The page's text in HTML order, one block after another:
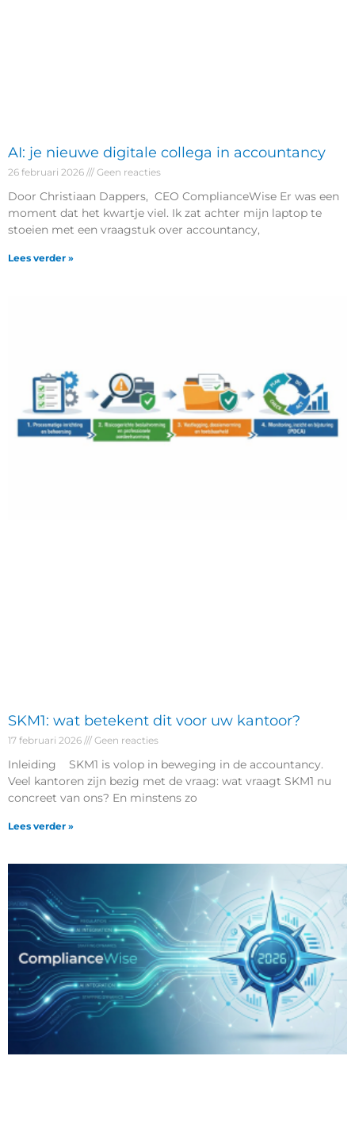
AI: je nieuwe digitale collega in accountancy
26 februari 2026 Geen reacties
Door Christiaan Dappers, CEO ComplianceWise Er was een
moment dat het kwartje viel. Ik zat achter mijn laptop te
stoeien met een vraagstuk over accountancy,
Lees verder »
SKM1: wat betekent dit voor uw kantoor?
17 februari 2026 Geen reacties
Inleiding SKM1 is volop in beweging in de accountancy.
Veel kantoren zijn bezig met de vraag: wat vraagt SKM1 nu
concreet van ons? En minstens zo
Lees verder »